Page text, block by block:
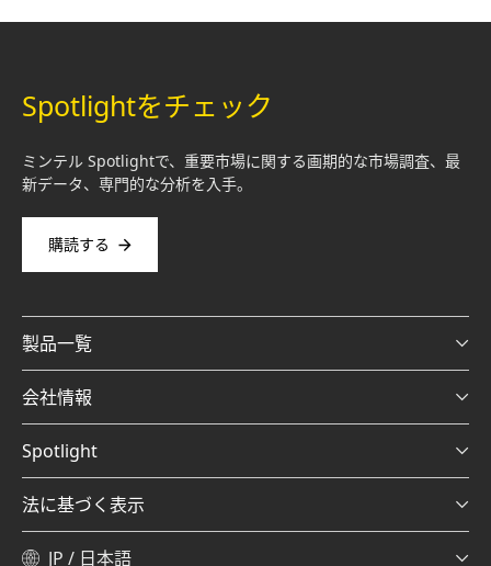
Spotlightをチェック
ミンテル Spotlightで、重要市場に関する画期的な市場調査、最
新データ、専門的な分析を入手。
購読する
製品一覧
会社情報
Spotlight
法に基づく表示
JP / 日本語